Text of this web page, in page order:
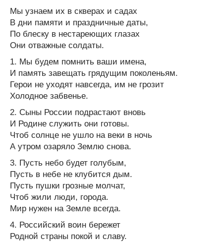
Мы узнаем их в скверах и садах
В дни памяти и праздничные даты,
По блеску в нестареющих глазах
Они отважные солдаты.
1. Мы будем помнить ваши имена,
И память завещать грядущим поколеньям.
Герои не уходят навсегда, им не грозит
Холодное забвенье.
2. Сыны России подрастают вновь
И Родине служить они готовы.
Чтоб солнце не ушло на веки в ночь
А утром озаряло Землю снова.
3. Пусть небо будет голубым,
Пусть в небе не клубится дым.
Пусть пушки грозные молчат,
Чтоб жили люди, города.
Мир нужен на Земле всегда.
4. Российский воин бережет
Родной страны покой и славу.